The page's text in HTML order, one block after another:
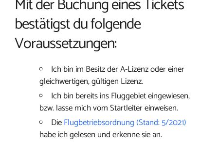
Mit der Buchung eines Tickets
bestätigst du folgende
Voraussetzungen:
Ich bin im Besitz der A-Lizenz oder einer
gleichwertigen, gültigen Lizenz.
Ich bin bereits ins Fluggebiet eingewiesen,
bzw. lasse mich vom Startleiter einweisen.
DieFlugbetriebsordnung (Stand: 5/2021)
habe ich gelesen und erkenne sie an.